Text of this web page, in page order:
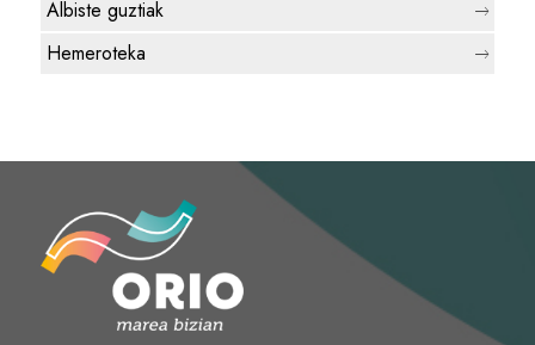
Albiste guztiak
Hemeroteka